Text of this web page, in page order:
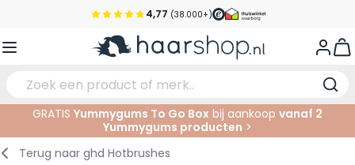
Ga naar de inhoud 4,77 (38.000+)
Voor 22:00 uur besteld, morgen in huis*
Service & Contact
Verzorging
Gezichtsverzorging
Wenkbrauwen
Nagelproducten
Haarproducten
Elektrisch
In de Salon
GRATIS Yummygums To Go Box bij aankoop vanaf 2
Yummygums producten >
Terug naar ghd Hotbrushes